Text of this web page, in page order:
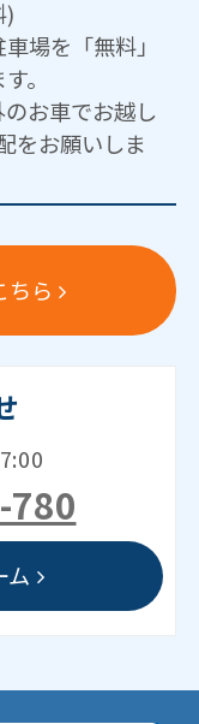
)
場を「無料」
。
お車でお越し
をお願いしま
ちら
ム